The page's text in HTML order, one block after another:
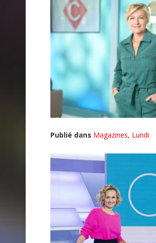
Publié dans Magazines, Lundi